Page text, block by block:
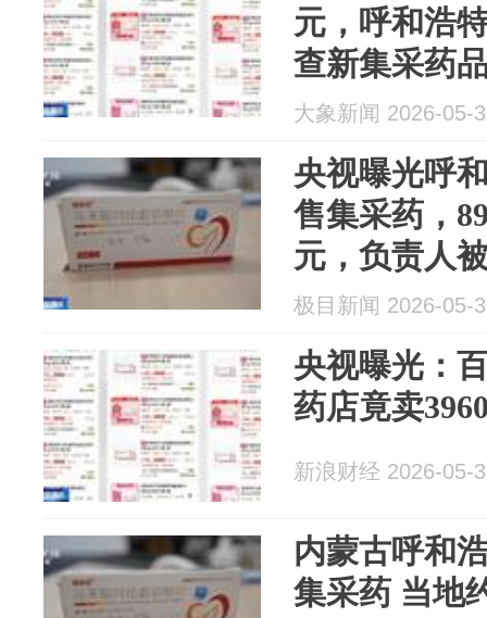
元，呼和浩
查新集采药
况，约谈涉
监管部门行
大象新闻 2026-05-
央视曝光呼
售集采药，
元，负责人
新回应：该
不过暂时缺
极目新闻 2026-05-
央视曝光：
药店竟卖
新浪财经 2026-05-
内蒙古呼和
集采药 当地